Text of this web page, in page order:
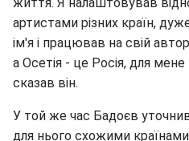
артистами різних країн,
ім'я і працював на свій
а Осетія - це Росія, для
сказав він.
У той же час Бадоєв
для нього схожими